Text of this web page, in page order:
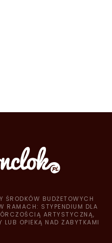
ŚRODKÓW BUDŻETOWYCH
RAMACH: STYPENDIUM DLA
ARTYSTYCZNĄ,
LUB OPIEKĄ NAD ZABYTKAMI